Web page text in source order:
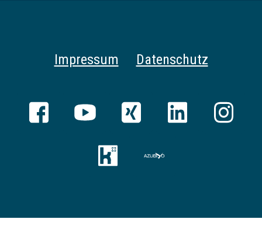
Impressum Datenschutz